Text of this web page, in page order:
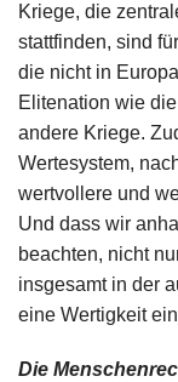
Kriege, die
stattfinden, sind
die nicht in
Elitenation wie
andere Kriege.
Wertesystem,
wertvollere und
Und dass wir
beachten, nicht
insgesamt in der
eine Wertigkeit
Die